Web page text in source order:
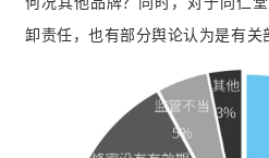
卸责任，也有部分舆论认为是有关